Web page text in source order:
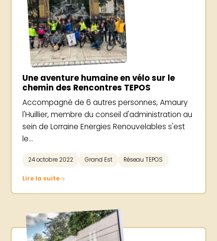
Une aventure humaine en vélo sur le
chemin des Rencontres TEPOS
Accompagné de 6 autres personnes, Amaury
l'Huillier, membre du conseil d'administration au
sein de Lorraine Energies Renouvelables s'est
le...
24 octobre 2022 Grand Est Réseau TEPOS
Lire la suite